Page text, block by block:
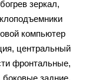
зеркал,
компьютер
центральный
фронтальные,